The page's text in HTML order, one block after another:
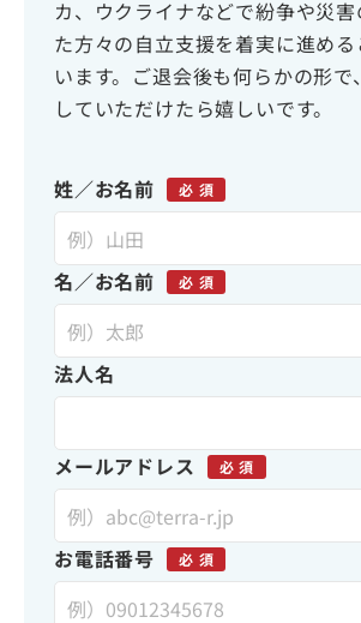
カ、ウクライナなどで紛争や災害
た方々の自立支援を着実に進め
います。 ご退会後も何らかの形で
していただけたら嬉しいです。
姓／お名前 必 須
名／お名前 必 須
法人名
メールアドレス 必 須
お電話番号 必 須